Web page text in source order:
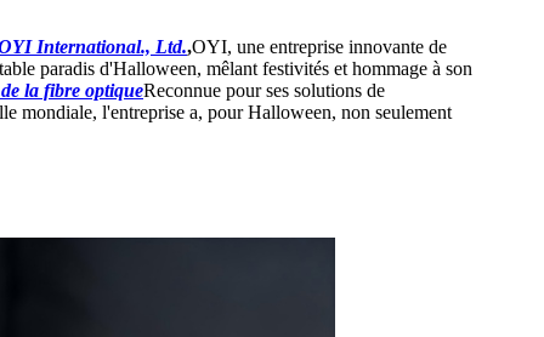
International., Ltd.,OYI, une entreprise innovante de
paradis d'Halloween, mêlant festivités et hommage à son
la fibre optiqueReconnue pour ses solutions de
mondiale, l'entreprise a, pour Halloween, non seulement